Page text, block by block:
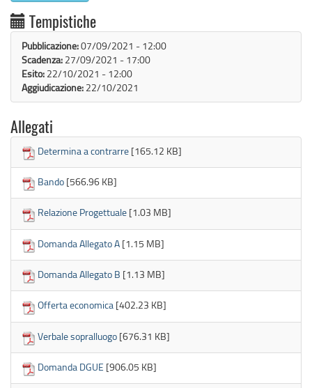
Tempistiche
Pubblicazione:07/09/2021 - 12:00
Scadenza: 27/09/2021 - 17:00
Esito: 22/10/2021 - 12:00
Aggiudicazione: 22/10/2021
Allegati
Determina a contrarre [165.12 KB]
Bando [566.96 KB]
Relazione Progettuale [1.03 MB]
Domanda Allegato A [1.15 MB]
Domanda Allegato B [1.13 MB]
Offerta economica [402.23 KB]
Verbale sopralluogo [676.31 KB]
Domanda DGUE [906.05 KB]